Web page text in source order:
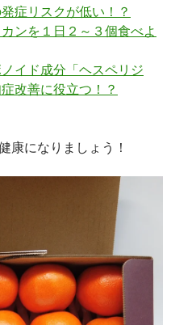
症リスクが低い！？
ンを１日２～３個食べよ
イド成分「ヘスペリジ
改善に役立つ！？
康になりましょう！